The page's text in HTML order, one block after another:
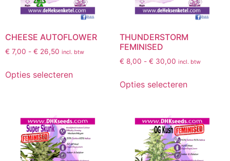
CHEESE AUTOFLOWER
€ 7,00 - € 26,50 incl. btw
Opties selecteren
THUNDERSTORM
FEMINISED
€ 8,00 - € 30,00 incl. btw
Opties selecteren